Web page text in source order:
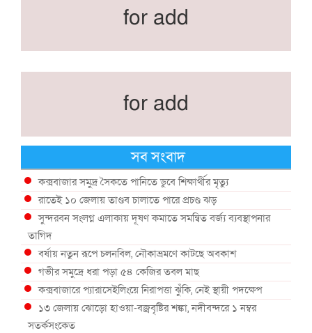
for add
for add
সব সংবাদ
কক্সবাজার সমুদ্র সৈকতে পানিতে ডুবে শিক্ষার্থীর মৃত্যু
রাতেই ১০ জেলায় তাণ্ডব চালাতে পারে প্রচণ্ড ঝড়
সুন্দরবন সংলগ্ন এলাকায় দূষণ কমাতে সমন্বিত বর্জ্য ব্যবস্থাপনার
তাগিদ
বর্ষায় নতুন রূপে চলনবিল, নৌকাভ্রমণে কাটছে অবকাশ
গভীর সমুদ্রে ধরা পড়া ৫৪ কেজির তবল মাছ
কক্সবাজারে প্যারাসেইলিংয়ে নিরাপত্তা ঝুঁকি, নেই স্থায়ী পদক্ষেপ
১৩ জেলায় ঝোড়ো হাওয়া-বজ্রবৃষ্টির শঙ্কা, নদীবন্দরে ১ নম্বর
সতর্কসংকেত